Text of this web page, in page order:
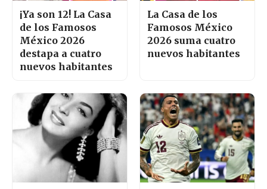
¡Ya son 12! La Casa
de los Famosos
México 2026
destapa a cuatro
nuevos habitantes
La Casa de los
Famosos México
2026 suma cuatro
nuevos habitantes